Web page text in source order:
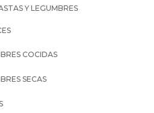
Y LEGUMBRES
COCIDAS
SECAS